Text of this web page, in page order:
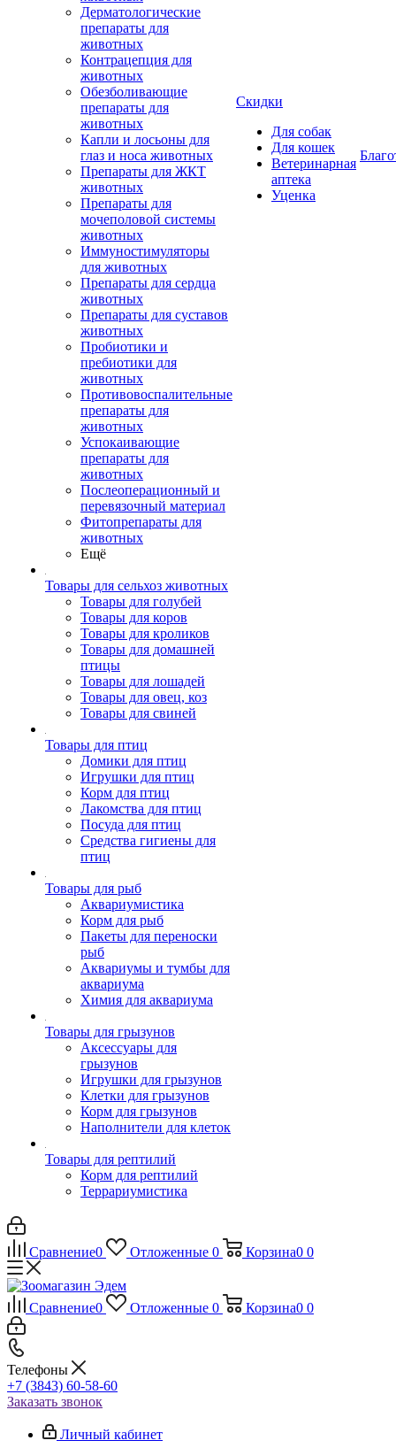
Дерматологические
препараты для
животных
Контрацепция для
животных
Обезболивающие
препараты для
животных
Капли и лосьоны для
глаз и носа животных
Препараты для ЖКТ
животных
Препараты для
мочеполовой системы
животных
Иммуностимуляторы
для животных
Препараты для сердца
животных
Препараты для суставов
животных
Пробиотики и
пребиотики для
животных
Противовоспалительные
препараты для
животных
Успокаивающие
препараты для
животных
Послеоперационный и
перевязочный материал
Фитопрепараты для
животных
Ещё
Товары для сельхоз животных
Товары для голубей
Товары для коров
Товары для кроликов
Товары для домашней
птицы
Товары для лошадей
Товары для овец, коз
Товары для свиней
Товары для птиц
Домики для птиц
Игрушки для птиц
Корм для птиц
Лакомства для птиц
Посуда для птиц
Средства гигиены для
птиц
Товары для рыб
Аквариумистика
Корм для рыб
Пакеты для переноски
рыб
Аквариумы и тумбы для
аквариума
Химия для аквариума
Товары для грызунов
Аксессуары для
грызунов
Игрушки для грызунов
Клетки для грызунов
Корм для грызунов
Наполнители для клеток
Товары для рептилий
Корм для рептилий
Террариумистика
Скидки
Для собак
Для кошек
Ветеринарная
аптека
Уценка
Сравнение0 Отложенные 0 Корзина0 0
Сравнение0 Отложенные 0 Корзина0 0
Телефоны
+7 (3843) 60-58-60
Заказать звонок
Личный кабинет